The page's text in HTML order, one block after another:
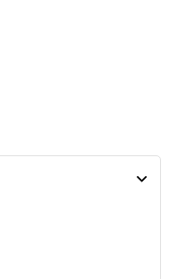
98 cm / Bel : 74 cm / Bede